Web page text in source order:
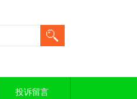
投诉留言